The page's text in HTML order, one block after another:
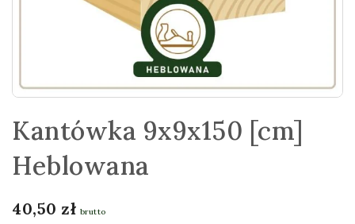
Kantówka 9x9x150 [cm]
Heblowana
40,50 zł brutto